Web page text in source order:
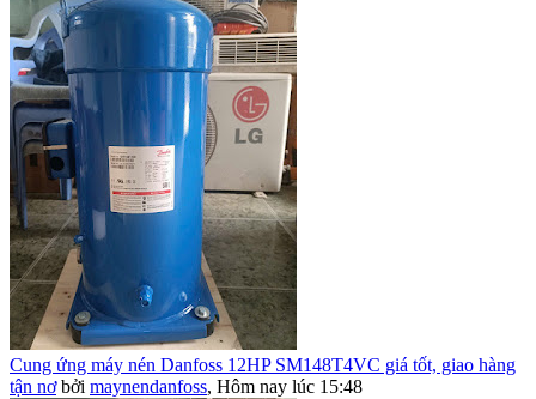
Cung ứng máy nén Danfoss 12HP SM148T4VC giá tốt, giao hàng
tận nơ bởi maynendanfoss, Hôm nay lúc 15:48